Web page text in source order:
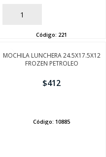
AÑADIR
Código: 221
MOCHILA LUNCHERA 24.5X17.5X12
FROZEN PETROLEO
$412
Código: 10885